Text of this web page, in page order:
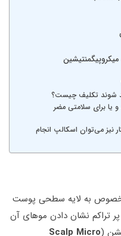
شوند تکلیف چیست؟
یا برای سلامتی مضر
نیز می‌توان اسکالپ انجام
به لایه سطحی پوست
تراکم نشان دادن موهای آن
(
Scalp Micro